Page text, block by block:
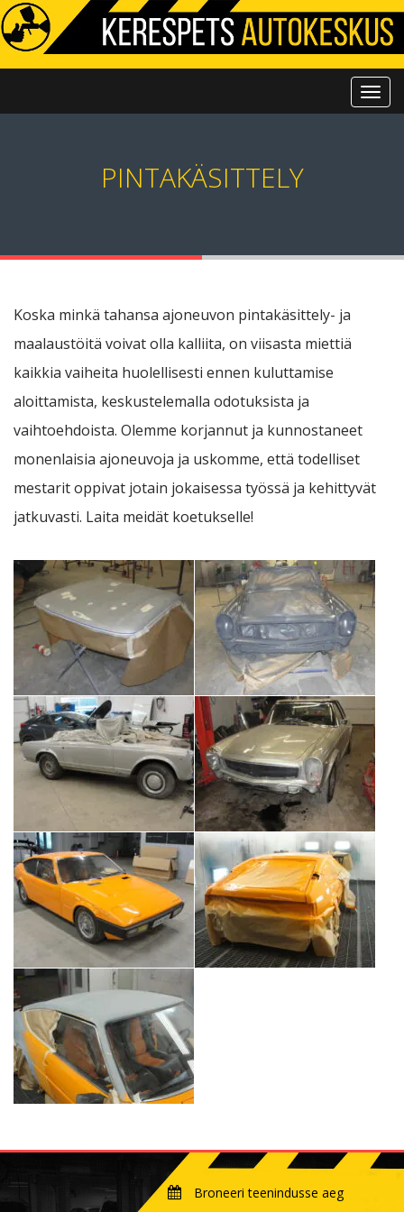
PINTAKÄSITTELY
Koska minkä tahansa ajoneuvon pintakäsittely- ja
maalaustöitä voivat olla kalliita, on viisasta miettiä
kaikkia vaiheita huolellisesti ennen kuluttamise
aloittamista, keskustelemalla odotuksista ja
vaihtoehdoista. Olemme korjannut ja kunnostaneet
monenlaisia ajoneuvoja ja uskomme, että todelliset
mestarit oppivat jotain jokaisessa työssä ja kehittyvät
jatkuvasti. Laita meidät koetukselle!
Broneeri teenindusse aeg